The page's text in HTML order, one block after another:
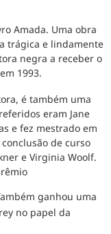
Amada. Uma obra
trágica e lindamente
negra a receber o
1993.
é também uma
eram Jane
e fez mestrado em
de curso
e Virginia Woolf.
ganhou uma
no papel da